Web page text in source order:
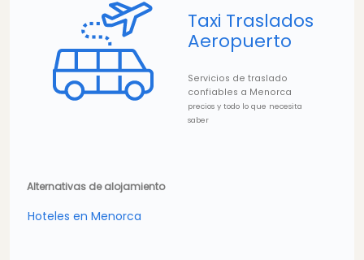
Taxi Traslados
Aeropuerto
Servicios de traslado
confiables a Menorca
precios y todo lo que necesita
saber
Alternativas de alojamiento
Hoteles en Menorca